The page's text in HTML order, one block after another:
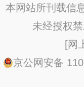
本网站所刊载信
未经授权
[网
京公网安备